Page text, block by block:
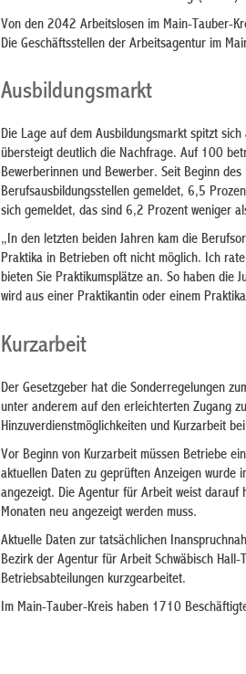
Von den 2042 Arbeitslosen im Main-Tauber-
Die Geschäftsstellen der Arbeitsagentur im
Ausbildungsmarkt
Die Lage auf dem Ausbildungsmarkt spitzt
übersteigt deutlich die Nachfrage. Auf 100
Bewerberinnen und Bewerber. Seit Beginn
Berufsausbildungsstellen gemeldet, 6,5
sich gemeldet, das sind 6,2 Prozent weniger
„In den letzten beiden Jahren kam die
Praktika in Betrieben oft nicht möglich. Ich
bieten Sie Praktikumsplätze an. So haben die
wird aus einer Praktikantin oder einem
Kurzarbeit
Der Gesetzgeber hat die Sonderregelungen
unter anderem auf den erleichterten Zugang
Hinzuverdienstmöglichkeiten und Kurzarbeit
Vor Beginn von Kurzarbeit müssen Betriebe
aktuellen Daten zu geprüften Anzeigen
angezeigt. Die Agentur für Arbeit weist
Monaten neu angezeigt werden muss.
Aktuelle Daten zur tatsächlichen
Bezirk der Agentur für Arbeit Schwäbisch
Betriebsabteilungen kurzgearbeitet.
Im Main-Tauber-Kreis haben 1710